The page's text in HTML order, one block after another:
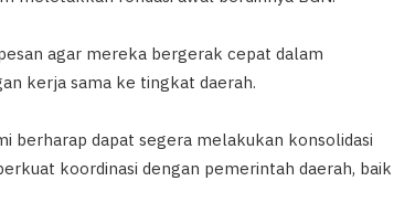
agar mereka bergerak cepat dalam
kerja sama ke tingkat daerah.
berharap dapat segera melakukan konsolidasi
koordinasi dengan pemerintah daerah, baik